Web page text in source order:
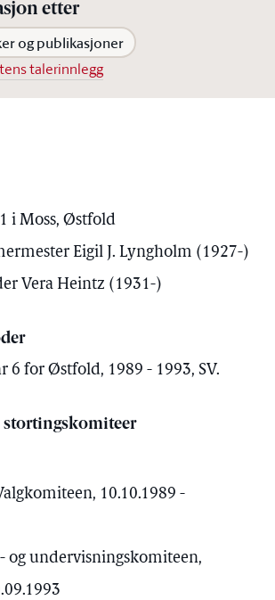
etter
og publikasjoner
talerinnlegg
i Moss, Østfold
Eigil J. Lyngholm (1927-)
Vera Heintz (1931-)
6 for Østfold, 1989 - 1993, SV.
10.10.1989 -
og undervisningskomiteen,